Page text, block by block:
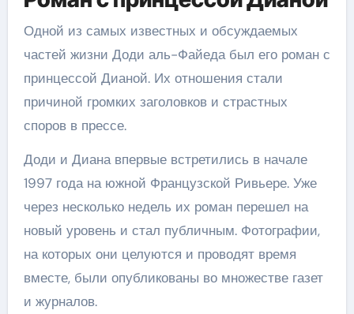
Одной из самых известных и обсуждаемых
частей жизни Доди аль-Файеда был его роман с
принцессой Дианой. Их отношения стали
причиной громких заголовков и страстных
споров в прессе.
Доди и Диана впервые встретились в начале
1997 года на южной Французской Ривьере. Уже
через несколько недель их роман перешел на
новый уровень и стал публичным. Фотографии,
на которых они целуются и проводят время
вместе, были опубликованы во множестве газет
и журналов.